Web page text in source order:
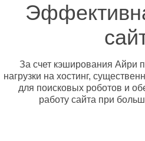
За счет кэширования Айри
нагрузки на хостинг,
для поисковых роботов и
работу сайта при